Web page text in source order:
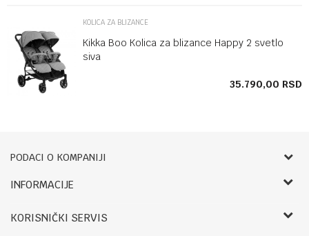
KOLICA ZA BLIZANCE
Kikka Boo Kolica za blizance Happy 2 svetlo
siva
35.790,00 RSD
PODACI O KOMPANIJI
Bebbco
RADNO VREME:
INFORMACIJE
Zaposlenje
KORISNIČKI SERVIS